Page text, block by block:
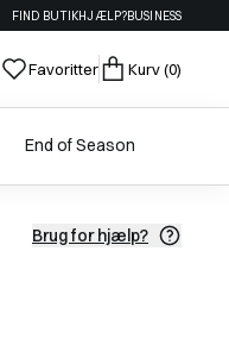
FIND BUTIKHJÆLP?BUSINESS
Favoritter Kurv(0)
End of Season
Brug for hjælp?